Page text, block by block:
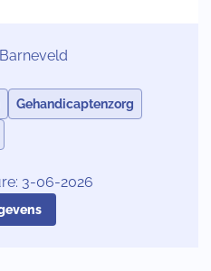
Gehandicaptenzorg
3-06-2026